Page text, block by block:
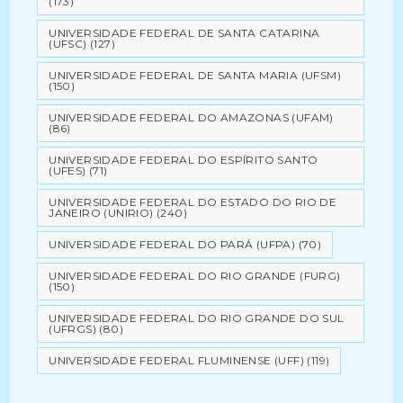
UNIVERSIDADE FEDERAL DE SANTA CATARINA
(UFSC) (127)
UNIVERSIDADE FEDERAL DE SANTA MARIA (UFSM)
(150)
UNIVERSIDADE FEDERAL DO AMAZONAS (UFAM)
(86)
UNIVERSIDADE FEDERAL DO ESPÍRITO SANTO
(UFES) (71)
UNIVERSIDADE FEDERAL DO ESTADO DO RIO DE
JANEIRO (UNIRIO) (240)
UNIVERSIDADE FEDERAL DO PARÁ (UFPA) (70)
UNIVERSIDADE FEDERAL DO RIO GRANDE (FURG)
(150)
UNIVERSIDADE FEDERAL DO RIO GRANDE DO SUL
(UFRGS) (80)
UNIVERSIDADE FEDERAL FLUMINENSE (UFF) (119)